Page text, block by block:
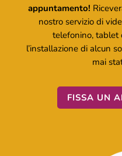
appuntamento!
nostro servizio di
telefonino, tablet
l’installazione di alcun
mai
FISSA UN